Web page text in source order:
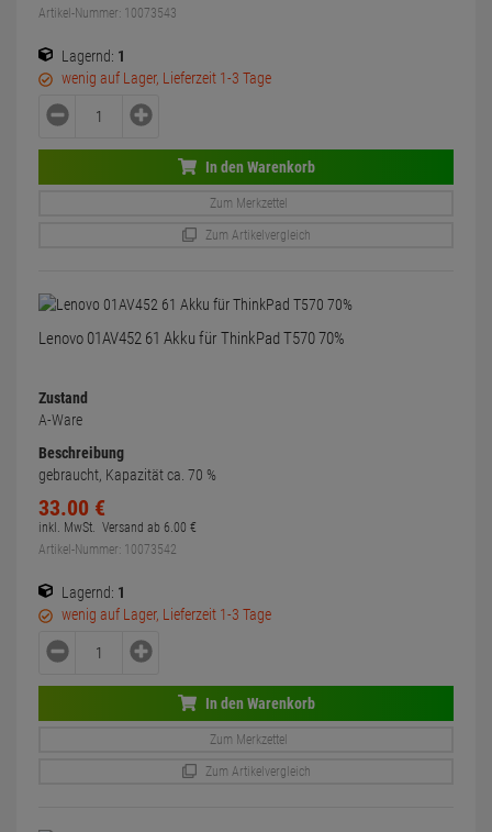
Artikel-Nummer: 10073543
Lagernd: 1
wenig auf Lager, Lieferzeit 1-3 Tage
In den Warenkorb
Zum Merkzettel
Zum Artikelvergleich
Lenovo 01AV452 61 Akku für ThinkPad T570 70%
Zustand
A-Ware
Beschreibung
gebraucht, Kapazität ca. 70 %
33.00 €
inkl. MwSt. Versand ab 6.00 €
Artikel-Nummer: 10073542
Lagernd: 1
wenig auf Lager, Lieferzeit 1-3 Tage
In den Warenkorb
Zum Merkzettel
Zum Artikelvergleich